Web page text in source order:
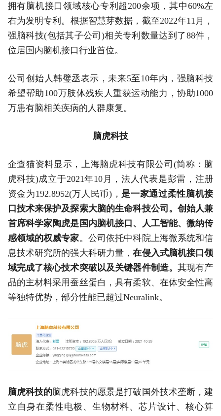
拥有脑机接口领域核心专利超200余项，其中60%左
右为发明专利。根据智慧芽数据，截至2022年11月，
强脑科技(包括其子公司)相关专利数量达到了88件，
位居国内脑机接口行业首位。
公司创始人韩璧丞表示，未来5至10年内，强脑科技
希望帮助100万肢体残疾人重获运动能力，协助1000
万患有脑相关疾病的人群康复。
脑虎科技
企查猫资料显示，上海脑虎科技有限公司(简称：脑
虎科技)成立于2021年10月，法人代表是彭雷，注册
资金为192.8952(万人民币)， 是一家通过柔性脑机接
口技术来保护及探索大脑的生命科技公司。创始人兼
首席科学家陶虎是国内脑机接口、人工智能、微纳传
感领域的权威专家。公司依托中科院上海微系统和信
息技术研究所的强大科研力量，在侵入式脑机接口领
域完成了核心技术突破以及关键器件制造。其现有产
品的主材料采用蚕丝蛋白，具有柔软、在体安全性高
等独特优势，部分性能已超过Neuralink。
脑虎科技的脑虎科技的愿景是打破国外技术垄断，建
立自身在柔性电极、生物材料、芯片设计、核心算